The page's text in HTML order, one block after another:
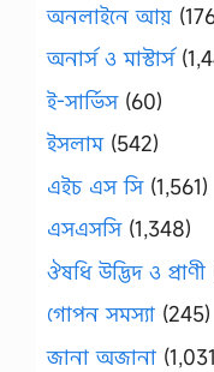
অনলাইনে আয়
অনার্স ও মাস্টার্স
ই-সার্ভিস(60)
ইসলাম(542)
এইচ এস সি(1,561)
এসএসসি(1,348)
ঔষধি উদ্ভিদ ও প্রাণী
গোপন সমস্যা (245)
জানা অজানা